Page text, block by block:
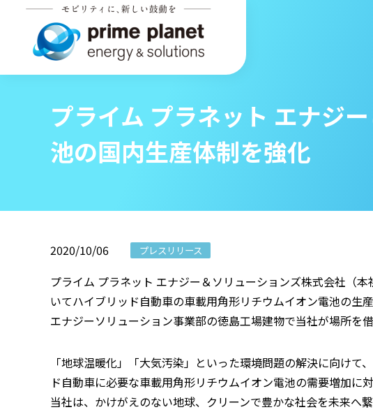
プライム プラネット エナジ
池の国内生産体制を強化
2020/10/06 プレスリリース
プライム プラネット エナジー＆ソリューションズ株式会社（
いてハイブリッド自動車の車載用角形リチウムイオン電池の
エナジーソリューション事業部の徳島工場建物で当社が場所を
「地球温暖化」「大気汚染」といった環境問題の解決に向け
ド自動車に必要な車載用角形リチウムイオン電池の需要増加に
当社は、かけがえのない地球、クリーンで豊かな社会を未来へ